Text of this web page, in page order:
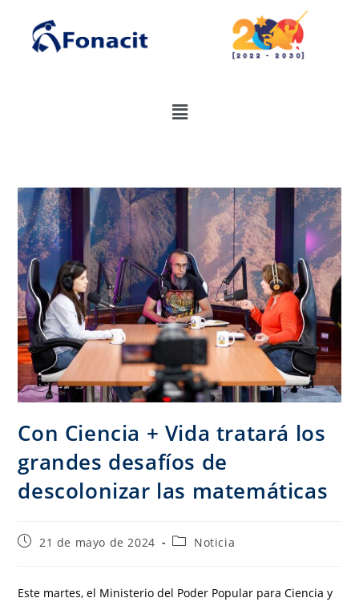
Con Ciencia + Vida tratará los
grandes desafíos de
descolonizar las matemáticas
21 de mayo de 2024 Noticia
Este martes, el Ministerio del Poder Popular para Ciencia y